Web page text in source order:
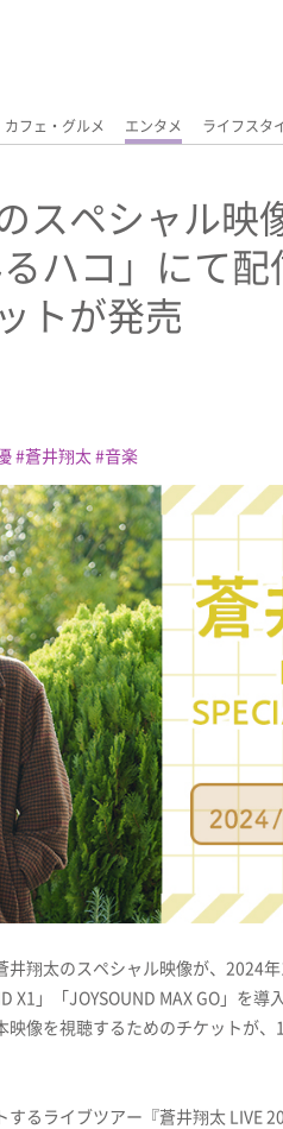
カフェ・グルメ エンタメ ライフスタ
スペシャル映
ハコ」にて
トが発売
蒼井翔太 音楽
井翔太のスペシャル映像が、2024
X1」「JOYSOUND MAX GO」を
像を視聴するためのチケットが、
るライブツアー『蒼井翔太 LIVE